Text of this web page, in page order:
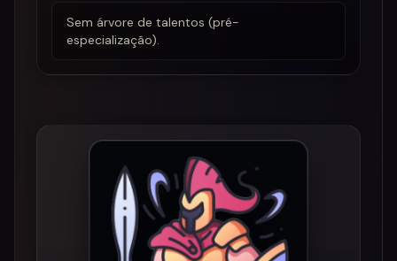
Sem árvore de talentos (pré-
especialização).